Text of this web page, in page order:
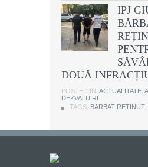
IPJ
DOUĂ
POSTED IN: ACTUALITATE
DEZVALUIRI
TAGS: BARBAT RETINUT,